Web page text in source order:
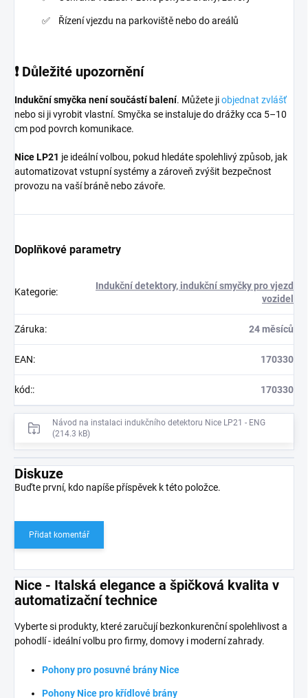
Řízení vjezdu na parkoviště nebo do areálů
❗ Důležité upozornění
Indukční smyčka není součástí balení. Můžete jiobjednat zvlášť
nebo si ji vyrobit vlastní. Smyčka se instaluje do drážky cca 5–10
cm pod povrch komunikace.
Nice LP21 je ideální volbou, pokud hledáte spolehlivý způsob, jak
automatizovat vstupní systémy a zároveň zvýšit bezpečnost
provozu na vaší bráně nebo závoře.
Doplňkové parametry
Kategorie:
Indukční detektory, indukční smyčky pro vjezd
vozidel
Záruka: 24 měsíců
EAN: 170330
kód:: 170330
Návod na instalaci indukčního detektoru Nice LP21 - ENG
(214.3 kB)
Diskuze
Buďte první, kdo napíše příspěvek k této položce.
Přidat komentář
Nice - Italská elegance a špičková kvalita v
automatizační technice
Vyberte si produkty, které zaručují bezkonkurenční spolehlivost a
pohodlí - ideální volbu pro firmy, domovy i moderní zahrady.
Pohony pro posuvné brány Nice
Pohony Nice pro křídlové brány